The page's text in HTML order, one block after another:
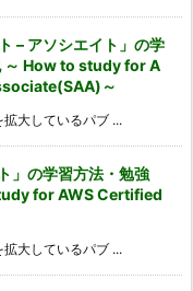
– アソシエイト」の学
～ How to study for A
～
大しているパブ ...
」の学習方法・勉強
for AWS Certified
大しているパブ ...